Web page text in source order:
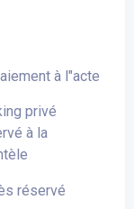
à l"acte
privé
à la
réservé